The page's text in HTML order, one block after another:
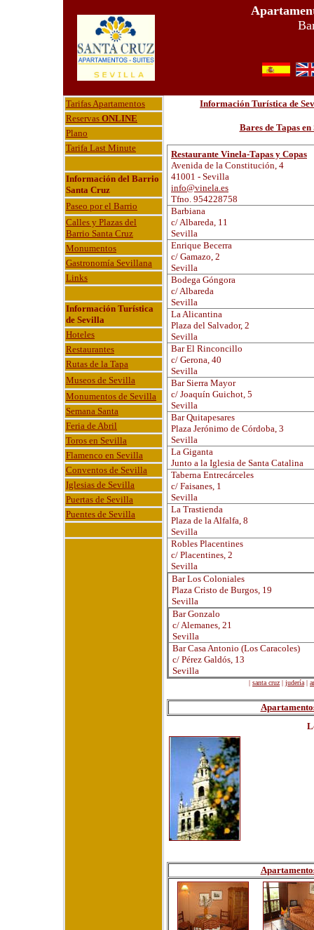
Tarifas Apartamentos
Reservas ONLINE
Plano
Tarifa Last Minute
Información del Barrio
Santa Cruz
Paseo por el Barrio
Calles y Plazas del
Barrio Santa Cruz
Monumentos
Gastronomía Sevillana
Links
Información Turística
de Sevilla
Hoteles
Restaurantes
Rutas de la Tapa
Museos de Sevilla
Monumentos de Sevilla
Semana Santa
Feria de Abril
Toros en Sevilla
Flamenco en Sevilla
Conventos de Sevilla
Iglesias de Sevilla
Puertas de Sevilla
Puentes de Sevilla
Información Turística de
Bares de Tapas
Restaurante Vinela-Tapas y Copas
Avenida de la Constitución, 4
41001 - Sevilla
info@vinela.es
Tfno. 954228758
Barbiana
c/ Albareda, 11
Sevilla
Enrique Becerra
c/ Gamazo, 2
Sevilla
Bodega Góngora
c/ Albareda
Sevilla
La Alicantina
Plaza del Salvador, 2
Sevilla
Bar El Rinconcillo
c/ Gerona, 40
Sevilla
Bar Sierra Mayor
c/ Joaquín Guichot, 5
Sevilla
Bar Quitapesares
Plaza Jerónimo de Córdoba, 3
Sevilla
La Giganta
Junto a la Iglesia de Santa Catalina
Taberna Entrecárceles
c/ Faisanes, 1
Sevilla
La Trastienda
Plaza de la Alfalfa, 8
Sevilla
Robles Placentines
c/ Placentines, 2
Sevilla
Bar Los Coloniales
Plaza Cristo de Burgos, 19
Sevilla
Bar Gonzalo
c/ Alemanes, 21
Sevilla
Bar Casa Antonio (Los Caracoles)
c/ Pérez Galdós, 13
Sevilla
| santa cruz | judería |